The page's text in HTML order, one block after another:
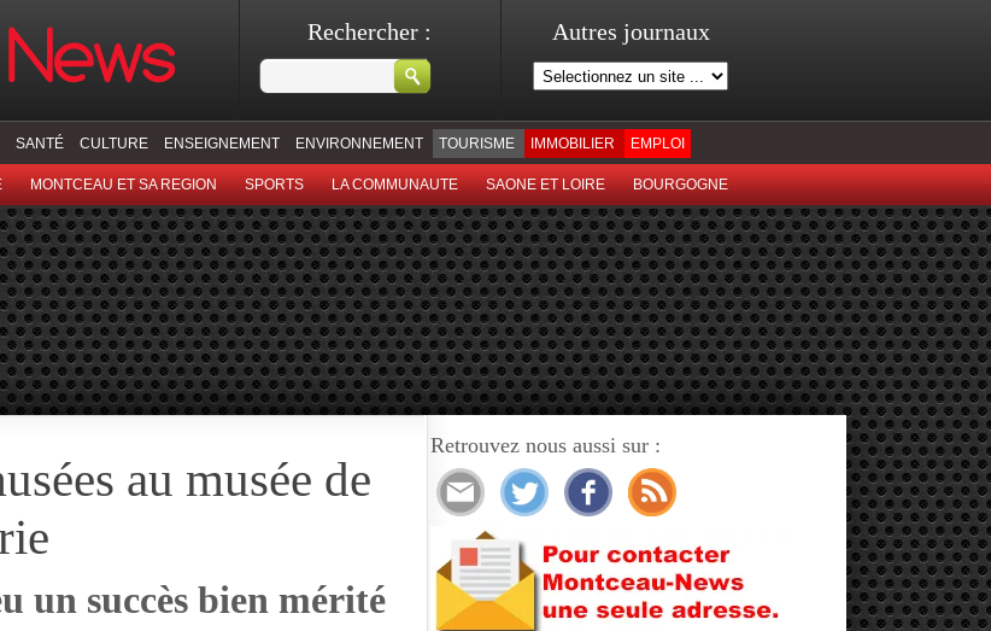
Rechercher : Autres journaux
SANTÉ CULTURE ENSEIGNEMENT ENVIRONNEMENT TOURISME IMMOBILIER EMPLOI
MONTCEAU ET SA REGION SPORTS LA COMMUNAUTE SAONE ET LOIRE BOURGOGNE
au musée de
un succès bien mérité
Retrouvez nous aussi sur :